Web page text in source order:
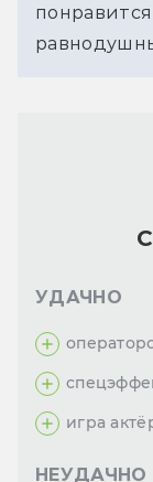
УДАЧНО
игра
НЕУДАЧНО